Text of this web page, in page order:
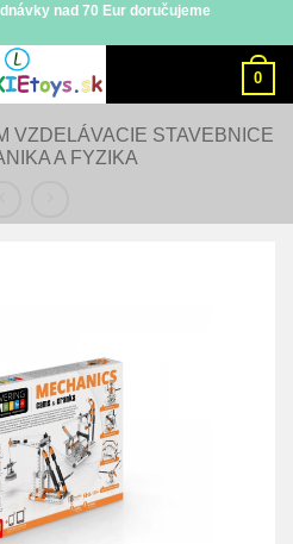
nad 70 Eur doručujeme
0
VZDELÁVACIE STAVEBNICE
A FYZIKA